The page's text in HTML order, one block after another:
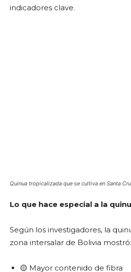
indicadores clave.
Quinua tropicalizada que se cultiva en Santa
Lo que hace especial a la
Según los investigadores, la
zona intersalar de Bolivia mostró:
🟡 Mayor contenido de fibra